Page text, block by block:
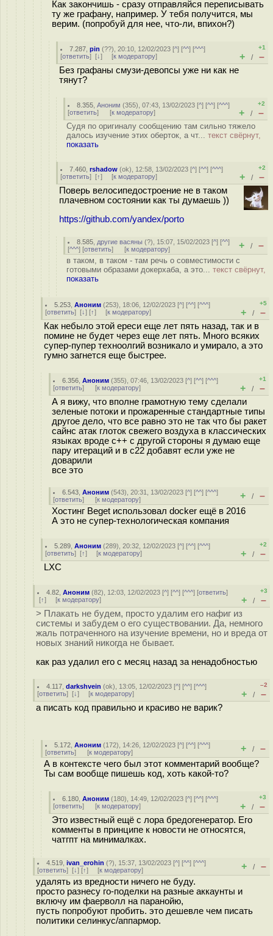
Как закончишь - сразу отправляйся переписывать
ту же графану, например. У тебя получится, мы
верим. (попробуй для нее, что-ли, впихон?)
7.287 ,pin (??), 20:10, 12/02/2023 [^] [^^] [^^^]
[ответить] [↓] [к модератору]
+1
+ / –
Без графаны смузи-девопсы уже ни как не
тянут?
8.355 ,Аноним (355), 07:43, 13/02/2023 [^] [^^] [^^^]
[ответить] [к модератору]
+2
+ / –
Судя по оригиналу сообщению там сильно тяжело
далось изучение этих оберток, а чт... текст свёрнут,
показать
7.460 ,rshadow (ok), 12:58, 13/02/2023 [^] [^^] [^^^]
[ответить] [↑] [к модератору]
+2
+ / –
Поверь велосипедостроение не в таком
плачевном состоянии как ты думаешь ))
https://github.com/yandex/porto
8.585 другие васяны (?), 15:07, 15/02/2023 [^] [^^]
[^^^] [ответить] [к модератору] + / –
в таком, в таком - там речь о совместимости с
готовыми образами докерхаба, а это... текст свёрнут,
показать
5.253 ,Аноним (253), 18:06, 12/02/2023 [^] [^^] [^^^]
[ответить] [↓] [↑] [к модератору]
+5
+ / –
Как небыло этой ереси еще лет пять назад, так и в
помине не будет через еще лет пять. Много всяких
супер-пупер техноолгий возникало и умирало, а это
гумно загнется еще быстрее.
6.356 ,Аноним (355), 07:46, 13/02/2023 [^] [^^] [^^^]
[ответить] [к модератору]
+1
+ / –
А я вижу, что вполне грамотную тему сделали
зеленые потоки и прожаренные стандартные типы
другое дело, что все равно это не так что бы ракет
сайнс атак глоток свежего воздуха в классических
языках вроде с++ с другой стороны я думаю еще
пару итераций и в с22 добавят если уже не
доварили
все это
6.543 ,Аноним (543), 20:31, 13/02/2023 [^] [^^] [^^^]
[ответить] [к модератору] + / –
Хостинг Beget использовал docker ещё в 2016
А это не супер-технологическая компания
5.289 ,Аноним (289), 20:32, 12/02/2023 [^] [^^] [^^^]
[ответить] [↑] [к модератору]
+2
+ / –
LXC
4.82 ,Аноним (82), 12:03, 12/02/2023 [^] [^^] [^^^] [ответить]
[↑] [к модератору]
+3
+ / –
> Плакать не будем, просто удалим его нафиг из
системы и забудем о его существовании. Да, немного
жаль потраченного на изучение времени, но и вреда от
новых знаний никогда не бывает.
как раз удалил его с месяц назад за ненадобностью
4.117 ,darkshvein (ok), 13:05, 12/02/2023 [^] [^^] [^^^]
[ответить] [↓] [к модератору]
–2
+ / –
а писать код правильно и красиво не варик?
5.172 ,Аноним (172), 14:26, 12/02/2023 [^] [^^] [^^^]
[ответить] [к модератору] + / –
А в контексте чего был этот комментарий вообще?
Ты сам вообще пишешь код, хоть какой-то?
6.180 ,Аноним (180), 14:49, 12/02/2023 [^] [^^] [^^^]
[ответить] [к модератору]
+3
+ / –
Это известный ещё с лора бредогенератор. Его
комменты в принципе к новости не относятся,
чатгпт на минималках.
4.519 ,ivan_erohin (?), 15:37, 13/02/2023 [^] [^^] [^^^]
[ответить] [↓] [↑] [к модератору] + / –
удалять из вредности ничего не буду.
просто разнесу го-поделки на разные аккаунты и
включу им фаерволл на паранойю,
пусть попробуют пробить. это дешевле чем писать
политики селинкус/аппармор.